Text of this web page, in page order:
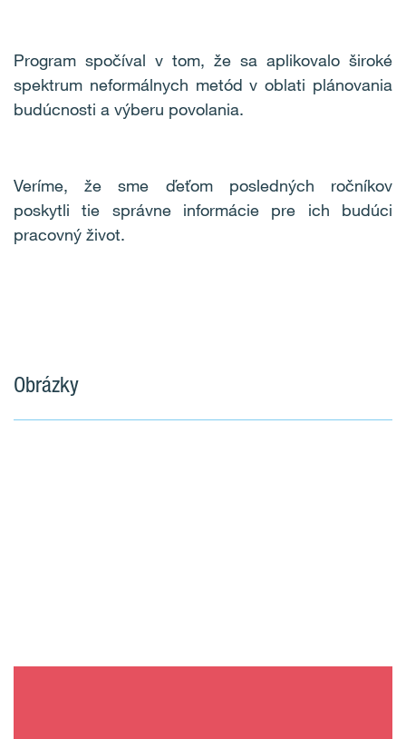
Program spočíval v tom, že sa aplikovalo široké
spektrum neformálnych metód v oblati plánovania
budúcnosti a výberu povolania.
Veríme, že sme ďeťom posledných ročníkov
poskytli tie správne informácie pre ich budúci
pracovný život.
Obrázky